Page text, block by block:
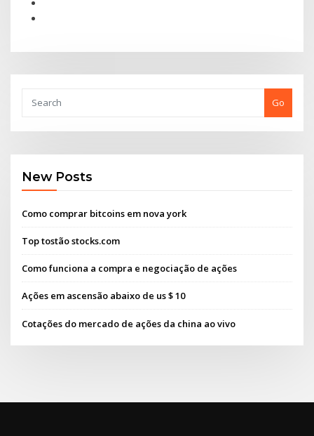
Go
New Posts
Como comprar bitcoins em nova york
Top tostão stocks.com
Como funciona a compra e negociação de ações
Ações em ascensão abaixo de us $ 10
Cotações do mercado de ações da china ao vivo